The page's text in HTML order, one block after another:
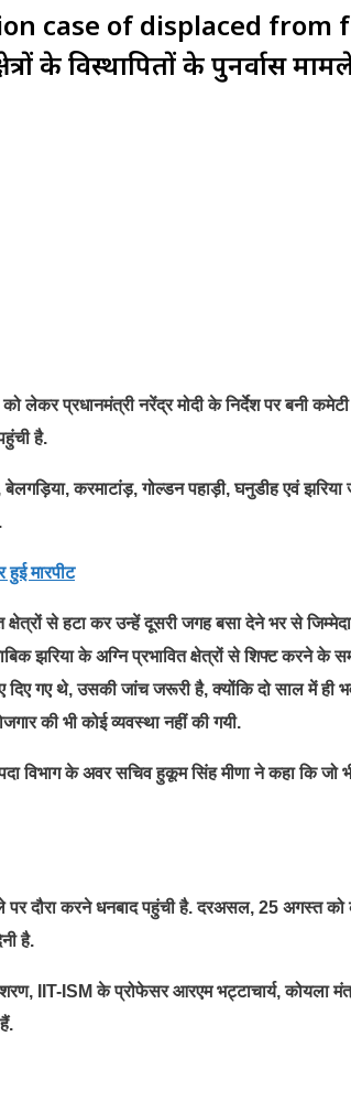
case of displaced from
के विस्थापितों के पुनर्वास
लेकर प्रधानमंत्री नरेंद्र मोदी के निर्देश पर बनी कमेटी
है.
करमाटांड़, गोल्डन पहाड़ी, घनुडीह एवं
मारपीट
से हटा कर उन्हें दूसरी जगह बसा देने भर से
झरिया के अग्नि प्रभावित क्षेत्रों से शिफ्ट करने के
गए थे, उसकी जांच जरूरी है, क्योंकि दो साल में ही
की भी कोई व्यवस्था नहीं की गयी.
विभाग के अवर सचिव हुकूम सिंह मीणा ने कहा कि जो
पर दौरा करने धनबाद पहुंची है. दरअसल, 25 अगस्त को
है.
IIT-ISM के प्रोफेसर आरएम भट्टाचार्य, कोयला